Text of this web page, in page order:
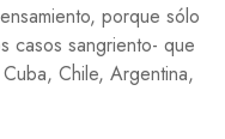
porque sólo
casos sangriento- que
Chile, Argentina,